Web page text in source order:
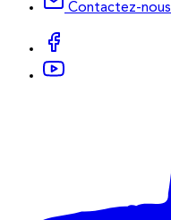
Contactez-nous